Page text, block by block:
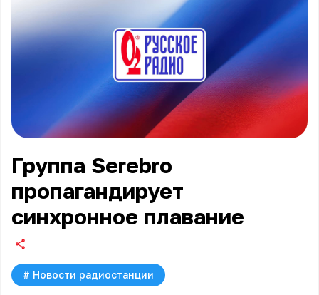
Группа Serebro
пропагандирует
синхронное плавание
# Новости радиостанции